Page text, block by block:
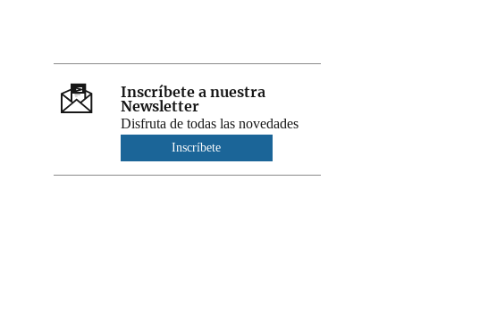
Inscríbete a nuestra
Newsletter
Disfruta de todas las novedades
Inscríbete